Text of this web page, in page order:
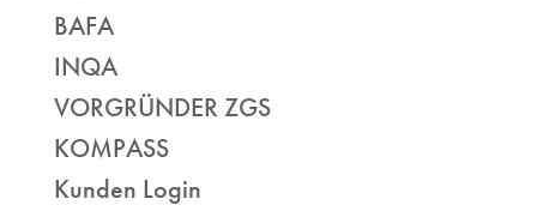
BAFA
INQA
VORGRÜNDER ZGS
KOMPASS
Kunden Login